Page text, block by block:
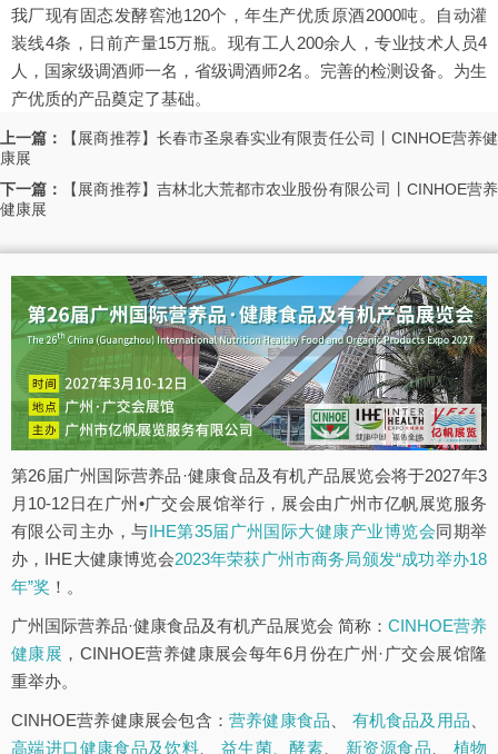
我厂现有固态发酵窖池120个，年生产优质原酒2000吨。自动灌
装线4条，日前产量15万瓶。现有工人200余人，专业技术人员4
人，国家级调酒师一名，省级调酒师2名。完善的检测设备。为生
产优质的产品奠定了基础。
上一篇：
【展商推荐】长春市圣泉春实业有限责任公司丨CINHOE营养健
康展
下一篇：
【展商推荐】吉林北大荒都市农业股份有限公司丨CINHOE营养
健康展
第26届广州国际营养品·健康食品及有机产品展览会将于2027年3
月10-12日在广州•广交会展馆举行，展会由广州市亿帆展览服务
有限公司主办，与IHE第35届广州国际大健康产业博览会同期举
办，IHE大健康博览会2023年荣获广州市商务局颁发“成功举办18
年”奖 ！。
广州国际营养品·健康食品及有机产品展览会 简称： CINHOE营养
健康展 ，CINHOE营养健康展会每年6月份在广州·广交会展馆隆
重举办。
CINHOE营养健康展会包含： 营养健康食品 有机食品及用品
高端进口健康食品及饮料
益生菌、酵素 新资源食品 植物